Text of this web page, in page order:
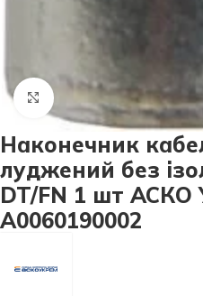
Натисніть, щоб
Наконечник
луджений без
DT/FN 1 шт
A0060190002